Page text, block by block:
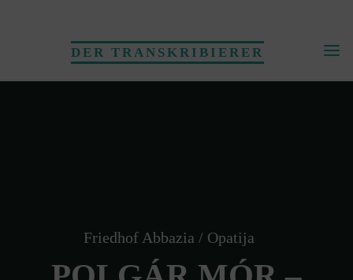
DER TRANSKRIBIERER
Friedhof Abbazia / Opatija